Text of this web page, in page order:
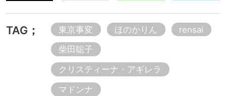
TAG； 東京事変 ほのかりん
rensai
柴田聡子
クリスティーナ・アギレラ
マドンナ